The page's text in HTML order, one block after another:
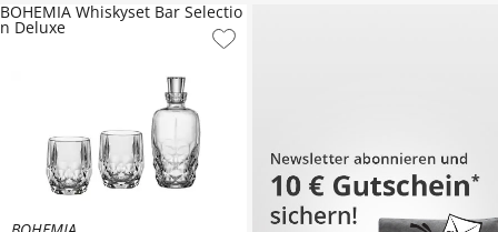
BOHEMIA Whiskyset Bar Selectio
n Deluxe